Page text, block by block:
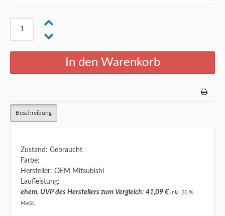
Beschreibung
Zustand: Gebraucht
Farbe:
Hersteller: OEM Mitsubishi
Laufleistung:
ehem. UVP des Herstellers zum Vergleich: 41,09 € inkl. 20 %
MwSt.